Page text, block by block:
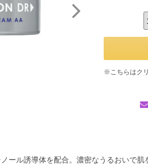
※こちらはク
ール誘導体を配合。濃密なうるおいで